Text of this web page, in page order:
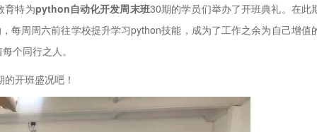
特为python自动化开发周末班30期的学员们举办了开班典礼。在此
每周周六前往学校提升学习python技能，成为了工作之余为自己增值
个同行之人。
开班盛况吧！